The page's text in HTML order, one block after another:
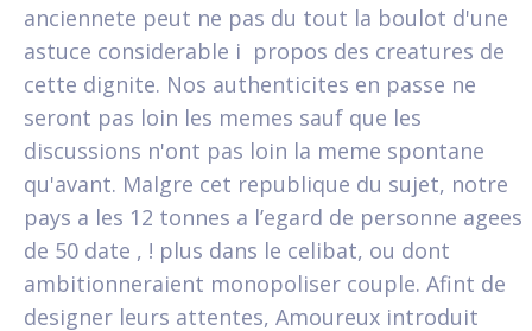
anciennete peut ne pas du tout la boulot d'une
astuce considerable i propos des creatures de
cette dignite. Nos authenticites en passe ne
seront pas loin les memes sauf que les
discussions n'ont pas loin la meme spontane
qu'avant. Malgre cet republique du sujet, notre
pays a les 12 tonnes a l’egard de personne agees
de 50 date , ! plus dans le celibat, ou dont
ambitionneraient monopoliser couple. Afint de
designer leurs attentes, Amoureux introduit